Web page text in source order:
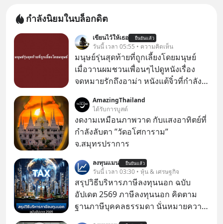
กำลังนิยมในบล็อกดิต
เขียนไว้ให้เธอ ยืนยันแล้ว
วันนี้ เวลา 05:55 • ความคิดเห็น
มนุษย์รุ่นสุดท้ายที่ถูกเลี้ยงโดยมนุษย์
เมื่อวานผมชวนเพื่อนๆไปดูหนังเรื่อง
จดหมายรักถึงอาม่า หนังแต้จิ๋วที่กำลัง
ป๊าผมเห็นโปสเตอร์หนังเรื่องนี้หลาย
เดือนก่อนและอยากดูมาก ด้วยเพราะว่า
อากงก็มาจากเมืองจีน ป๊าก็พูดแต้จิ๋วได้
มีเรื่องราวมีความผูกพันที่ได้ยินตั้งแต่
AmazingThailand
ได้รับการบูสต์
งดงามเหมือนภาพวาด กับแสงอาทิตย์ที่
กำลังลับตา ”วัดอโศการาม”
จ.สมุทรปราการ
ลงทุนแมน ยืนยันแล้ว
วันนี้ เวลา 03:30 • หุ้น & เศรษฐกิจ
สรุปวิธีบริหารภาษีลงทุนนอก ฉบับ
อัปเดต 2569 ภาษีลงทุนนอก คิดตาม
ฐานภาษีบุคคลธรรมดา นั่นหมายความ